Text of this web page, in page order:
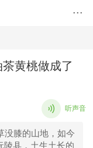
•••
黄桃做成了
听声音
没膝的山地，如今
陵县，土生土长的